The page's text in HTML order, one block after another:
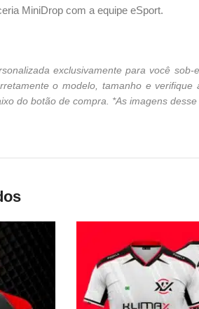
MiniDrop com a equipe eSport.
exclusivamente para você
o modelo, tamanho e
do botão de compra. *As imagens